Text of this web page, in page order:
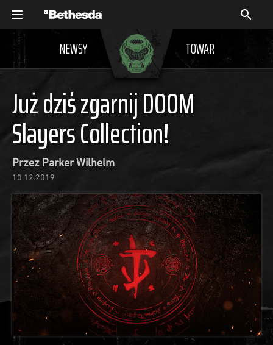
NEWSY TOWAR
Już dziś zgarnij DOOM
Slayers Collection!
Przez Parker Wilhelm
10.12.2019